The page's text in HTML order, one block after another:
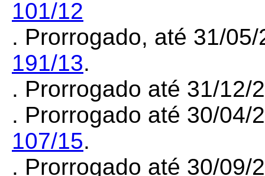
101/12
. Prorrogado, até 31/
191/13.
. Prorrogado até 31/
. Prorrogado até 30/04/
107/15.
. Prorrogado até 30/